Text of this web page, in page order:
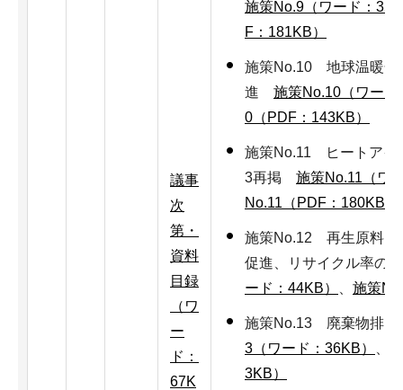
議事
次
第・
資料
目録
（ワ
ー
ド：
67K
施策No.9（ワード：
F：181KB）
施策No.10 地球温暖化
進 施策No.10（ワード
0（PDF：143KB）
施策No.11 ヒートアイ
3再掲 施策No.11（ワ
No.11（PDF：180KB）
施策No.12 再生原料・
促進、リサイクル率
ード：44KB）
施策
施策No.13 廃棄物排
3（ワード：36KB）
3KB）